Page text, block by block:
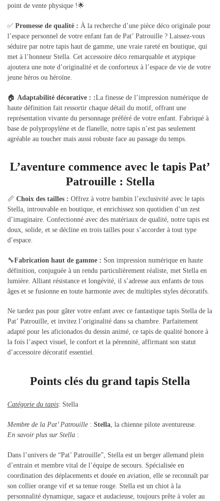
point de vente physique !🌟
✅ Promesse de qualité : À la recherche d’une pièce déco originale pour
l’espace personnel de votre enfant fan de Pat’ Patrouille ? Laissez-vous
séduire par notre tapis haut de gamme, une vraie rareté en boutique, qui
met à l’honneur Stella. Cet accessoire déco remarquable et atypique
ajoutera une note d’originalité et de conforteux à l’espace de vie de votre
jeune héros ou héroïne.
🏠 Adaptabilité décorative : :La finesse de l’impression numérique de
haute définition fait ressortir chaque détail du motif, offrant une
représentation vivante du personnage préféré de votre enfant. Fabriqué à
base de polypropylène et de flanelle, notre tapis n’est pas seulement
agréable au toucher mais aussi robuste face au passage du temps.
L’aventure commence avec le tapis Pat’
Patrouille : Stella
📏 Choix des tailles : Offrez à votre bambin l’exclusivité avec le tapis
Stella, introuvable en boutique, et enrichissez son quotidien d’un zest
d’imaginaire. Confectionné avec des matériaux de qualité, notre tapis est
doux, solide, et se décline en trois tailles pour s’accorder à tout type
d’espace.
🔧Fabrication haut de gamme : Son impression numérique en haute
définition, conjuguée à un rendu particulièrement réaliste, met Stella en
lumière. Alliant résistance et longévité, il s’adresse aux enfants de tous
âges et se fusionne en toute harmonie avec de multiples styles décoratifs.
Ne tardez pas pour gâter votre enfant avec ce fantastique tapis Stella de la
Pat’ Patrouille, et invitez l’originalité dans sa chambre. Parfaitement
adapté pour les aficionados du dessin animé, ce tapis de qualité honore à
la fois l’aspect visuel, le confort et la pérennité, affirmant son statut
d’accessoire décoratif essentiel.
Points clés du grand tapis Stella
Catégorie du tapis: Stella
Membre de la Pat’ Patrouille : Stella, la chienne pilote aventureuse.
En savoir plus sur Stella :
Dans l’univers de “Pat’ Patrouille”, Stella est un berger allemand plein
d’entrain et membre vital de l’équipe de secours. Spécialisée en
coordination des déplacements et douée en aviation, elle se reconnaît par
son collier orange vif et sa tenue rouge. Stella est un chiot à la
personnalité dynamique, sagace et audacieuse, toujours prête à voler au